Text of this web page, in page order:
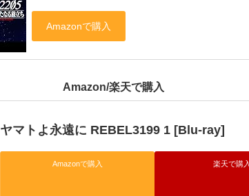
Amazon/楽天で購入
ヤマトよ永遠に REBEL3199 1 [Blu-ray]
Amazonで購入 楽天で購入